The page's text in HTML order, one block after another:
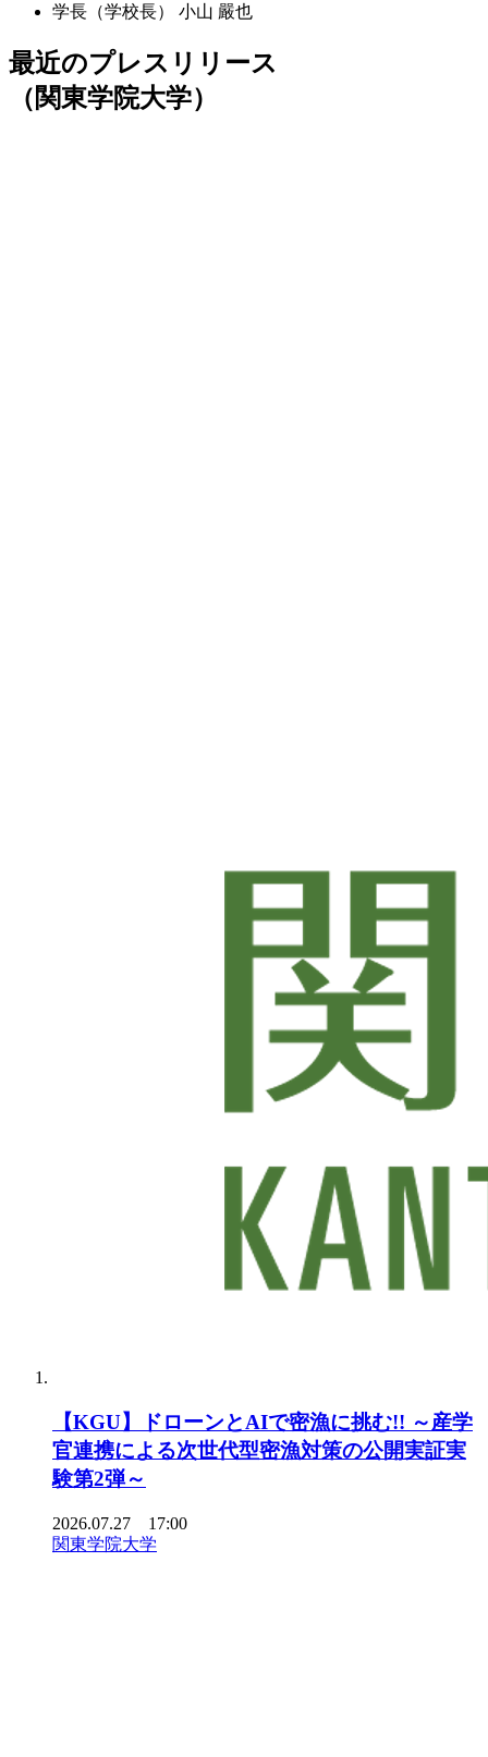
学長（学校長） 小山 嚴也
最近のプレスリリース
（関東学院大学）
【KGU】ドローンとAIで密漁に挑む!! ～産学
官連携による次世代型密漁対策の公開実証実
験第2弾～
2026.07.27 17:00
関東学院大学